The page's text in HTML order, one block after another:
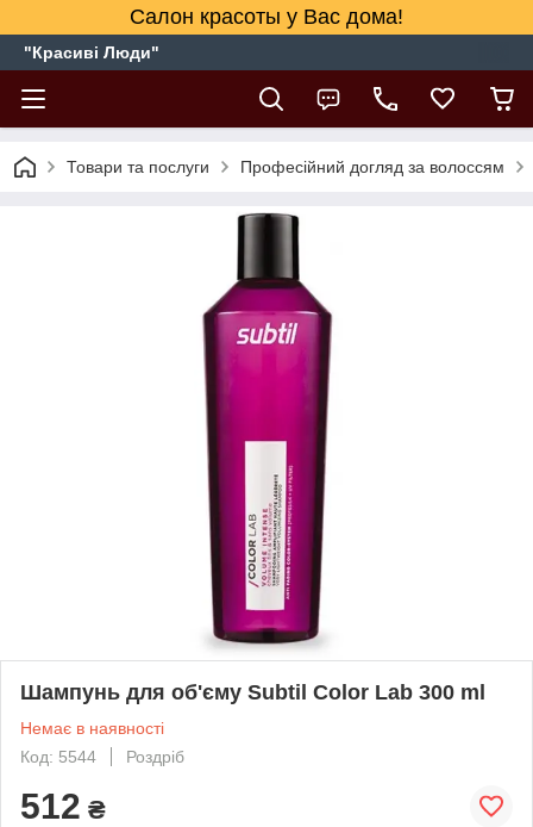
Салон красоты у Вас дома!
"Красиві Люди"
Товари та послуги Професійний догляд за волоссям
Шампунь для об'єму Subtil Color Lab 300 ml
Немає в наявності
Код: 5544
Роздріб
512 ₴